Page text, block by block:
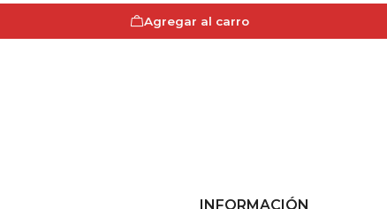
Agregar al carro
INFORMACIÓN